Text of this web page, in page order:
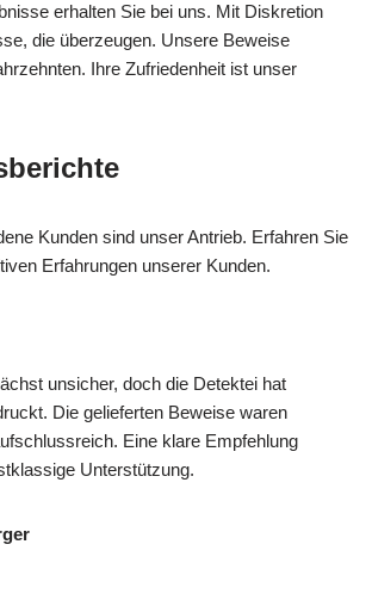
erhalten Sie bei uns. Mit Diskretion
die überzeugen. Unsere Beweise
Ihre Zufriedenheit ist unser
Kunden sind unser Antrieb. Erfahren Sie
Erfahrungen unserer Kunden.
unsicher, doch die Detektei hat
Die gelieferten Beweise waren
Eine klare Empfehlung
Unterstützung.